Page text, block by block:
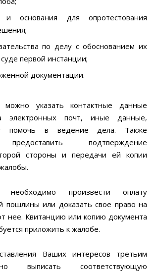
и основания для опротестования
по делу с обоснованием их
суде первой инстанции;
документации.
указать контактные данные
электронных почт, иные данные,
помочь в ведение дела. Также
подтверждение
стороны и передачи ей копии
необходимо произвести оплату
пошлины или доказать свое право на
нее. Квитанцию или копию документа
приложить к жалобе.
Ваших интересов третьим
выписать соответствующую